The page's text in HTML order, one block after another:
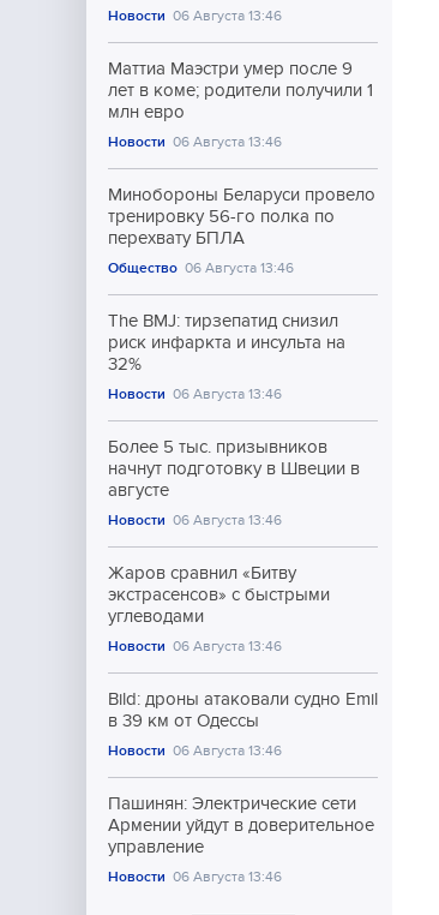
Новости 06 Августа 13:46
Маттиа Маэстри умер после 9
лет в коме; родители получили 1
млн евро
Новости 06 Августа 13:46
Минобороны Беларуси провело
тренировку 56-го полка по
перехвату БПЛА
Общество 06 Августа 13:46
The BMJ: тирзепатид снизил
риск инфаркта и инсульта на
32%
Новости 06 Августа 13:46
Более 5 тыс. призывников
начнут подготовку в Швеции в
августе
Новости 06 Августа 13:46
Жаров сравнил «Битву
экстрасенсов» с быстрыми
углеводами
Новости 06 Августа 13:46
Bild: дроны атаковали судно Emil
в 39 км от Одессы
Новости 06 Августа 13:46
Пашинян: Электрические сети
Армении уйдут в доверительное
управление
Новости 06 Августа 13:46